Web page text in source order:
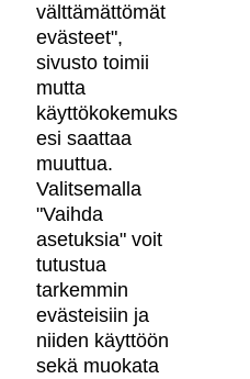
meistä
välttämättömät
evästeet",
sivusto toimii
mutta
käyttökokemuks
esi saattaa
muuttua.
Valitsemalla
"Vaihda
asetuksia" voit
tutustua
tarkemmin
evästeisiin ja
niiden käyttöön
sekä muokata